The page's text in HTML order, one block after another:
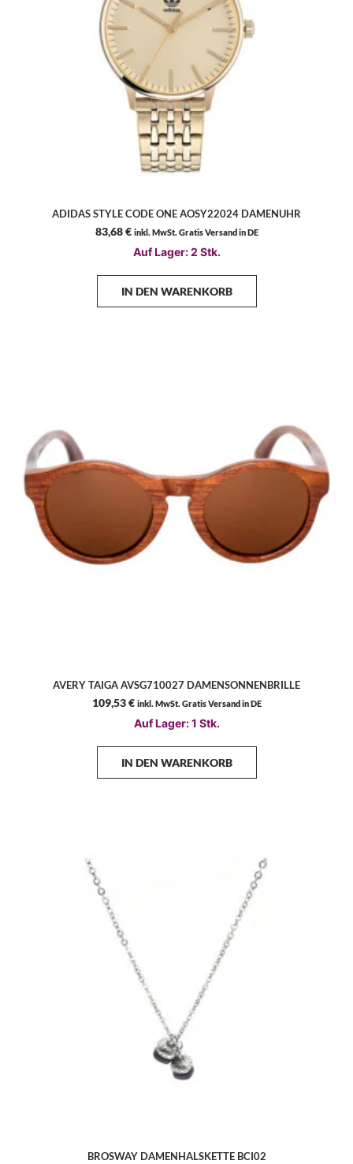
ADIDAS STYLE CODE ONE AOSY22024 DAMENUHR
83,68€ inkl. MwSt. Gratis Versand in DE
Auf Lager: 2 Stk.
IN DEN WARENKORB
AVERY TAIGA AVSG710027 DAMENSONNENBRILLE
109,53€ inkl. MwSt. Gratis Versand in DE
Auf Lager: 1 Stk.
IN DEN WARENKORB
BROSWAY DAMENHALSKETTE BCI02